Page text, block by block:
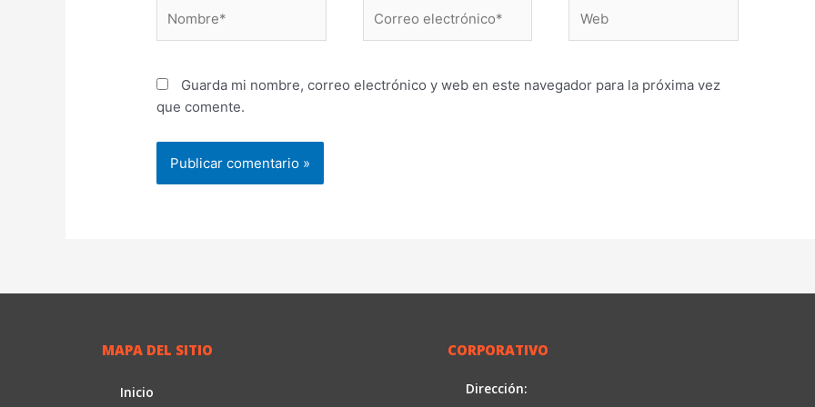
electrónico*
Guarda mi nombre, correo electrónico y web en este navegador para la próxima vez
que comente.
MAPA DEL SITIO
Inicio
CORPORATIVO
Dirección: